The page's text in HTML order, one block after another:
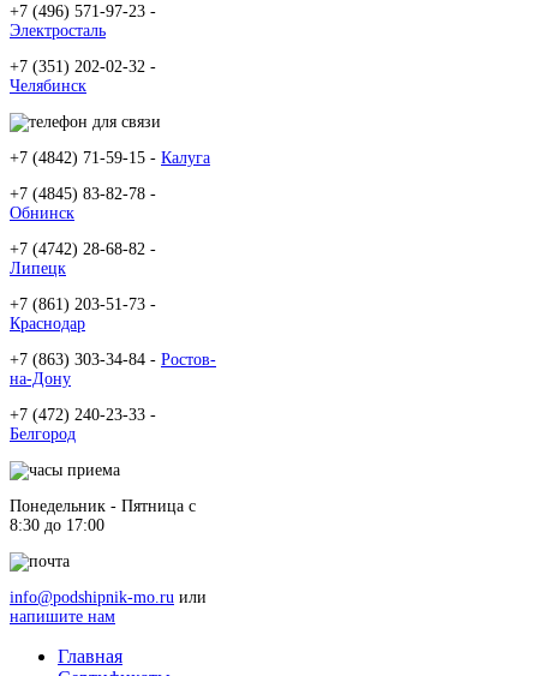
+7 (496) 571-97-23 -
Электросталь
+7 (351) 202-02-32 -
Челябинск
+7 (4842) 71-59-15 - Калуга
+7 (4845) 83-82-78 -
Обнинск
+7 (4742) 28-68-82 -
Липецк
+7 (861) 203-51-73 -
Краснодар
+7 (863) 303-34-84 - Ростов-
на-Дону
+7 (472) 240-23-33 -
Белгород
Понедельник - Пятница c
8:30 до 17:00
info@podshipnik-mo.ru или
напишите нам
Главная